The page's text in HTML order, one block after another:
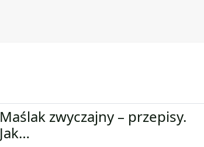
Maślak zwyczajny – przepisy.
Jak…